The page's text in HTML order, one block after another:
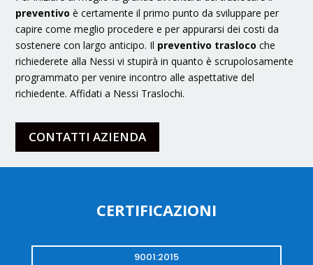
preventivo è certamente il primo punto da sviluppare per
capire come meglio procedere e per appurarsi dei costi da
sostenere con largo anticipo. Il preventivo trasloco che
richiederete alla Nessi vi stupirà in quanto è scrupolosamente
programmato per venire incontro alle aspettative del
richiedente. Affidati a Nessi Traslochi.
CONTATTI AZIENDA
CERTIFICAZIONI
9001:2015